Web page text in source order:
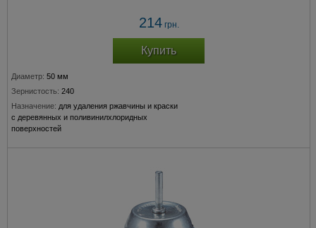
214грн.
Купить
Диаметр: 50 мм
Зернистость: 240
Назначение: для удаления ржавчины и краски
с деревянных и поливинилхлоридных
поверхностей